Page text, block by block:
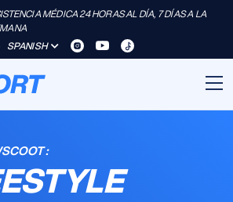
MÉDICA 24 HORAS AL DÍA, 7 DÍAS A LA
SPANISH
: